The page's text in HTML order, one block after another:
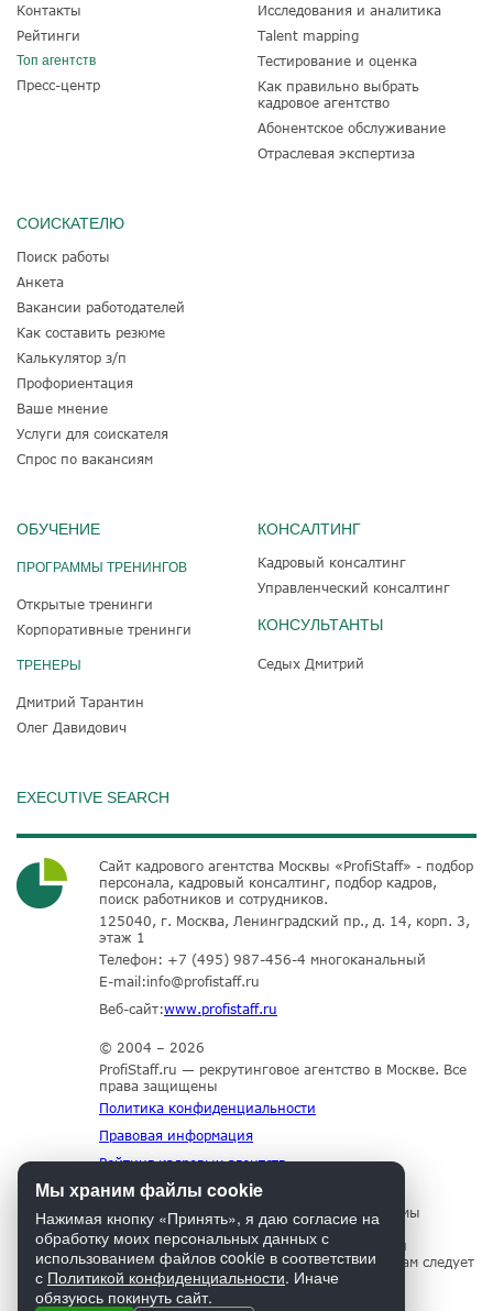
Контакты
Рейтинги
Топ агентств
Пресс-центр
Исследования и аналитика
Talent mapping
Тестирование и оценка
Как правильно выбрать
кадровое агентство
Абонентское обслуживание
Отраслевая экспертиза
СОИСКАТЕЛЮ
Поиск работы
Анкета
Вакансии работодателей
Как составить резюме
Калькулятор з/п
Профориентация
Ваше мнение
Услуги для соискателя
Спрос по вакансиям
ОБУЧЕНИЕ
ПРОГРАММЫ ТРЕНИНГОВ
Открытые тренинги
Корпоративные тренинги
ТРЕНЕРЫ
Дмитрий Тарантин
Олег Давидович
КОНСАЛТИНГ
Кадровый консалтинг
Управленческий консалтинг
КОНСУЛЬТАНТЫ
Седых Дмитрий
EXECUTIVE SEARCH
Сайт кадрового агентства Москвы «ProfiStaff» - подбор
персонала, кадровый консалтинг, подбор кадров,
поиск работников и сотрудников.
125040, г. Москва, Ленинградский пр., д. 14, корп. 3,
этаж 1
Телефон: +7 (495) 987-456-4 многоканальный
E-mail:info@profistaff.ru
Веб-сайт:www.profistaff.ru
© 2004 – 2026
ProfiStaff.ru — рекрутинговое агентство в Москве. Все
права защищены
Политика конфиденциальности
Правовая информация
Рейтинг кадровых агентств
Для нормального функционирования сайта мы
используем технологию Cookies, собираем
информацию об IP адресе и местоположении
посетителей. Если Вы не согласны с этим, Вам следует
прекратить пользование сайтом.
Мы храним файлы cookie
Нажимая кнопку «Принять», я даю согласие на
обработку моих персональных данных с
использованием файлов cookie в соответствии
с Политикой конфиденциальности. Иначе
обязуюсь покинуть сайт.